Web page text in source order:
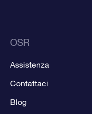
OSR
Assistenza
Contattaci
Blog